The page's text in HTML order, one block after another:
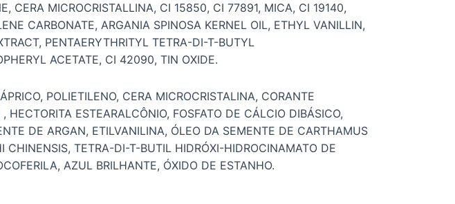
CERA MICROCRISTALLINA, CI 15850, CI 77891, MICA, CI 19140,
CARBONATE, ARGANIA SPINOSA KERNEL OIL, ETHYL VANILLIN,
PENTAERYTHRITYL TETRA-DI-T-BUTYL
ACETATE, CI 42090, TIN OXIDE.
POLIETILENO, CERA MICROCRISTALINA, CORANTE
ESTEARALCÔNIO, FOSFATO DE CÁLCIO DIBÁSICO,
DE ARGAN, ETILVANILINA, ÓLEO DA SEMENTE DE CARTHAMUS
CHINENSIS, TETRA-DI-T-BUTIL HIDRÓXI-HIDROCINAMATO DE
AZUL BRILHANTE, ÓXIDO DE ESTANHO.